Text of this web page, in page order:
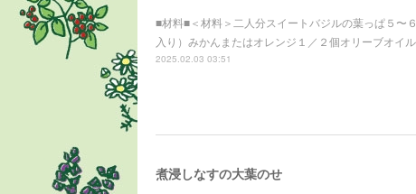
■材料■＜材料＞二人分スイートバジルの葉っぱ５〜
入り）みかんまたはオレンジ１／２個オリーブオイ
2025.02.03 03:51
煮浸しなすの大葉のせ